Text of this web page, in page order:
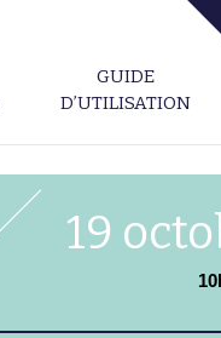
GUIDE
D’UTILISATION
19